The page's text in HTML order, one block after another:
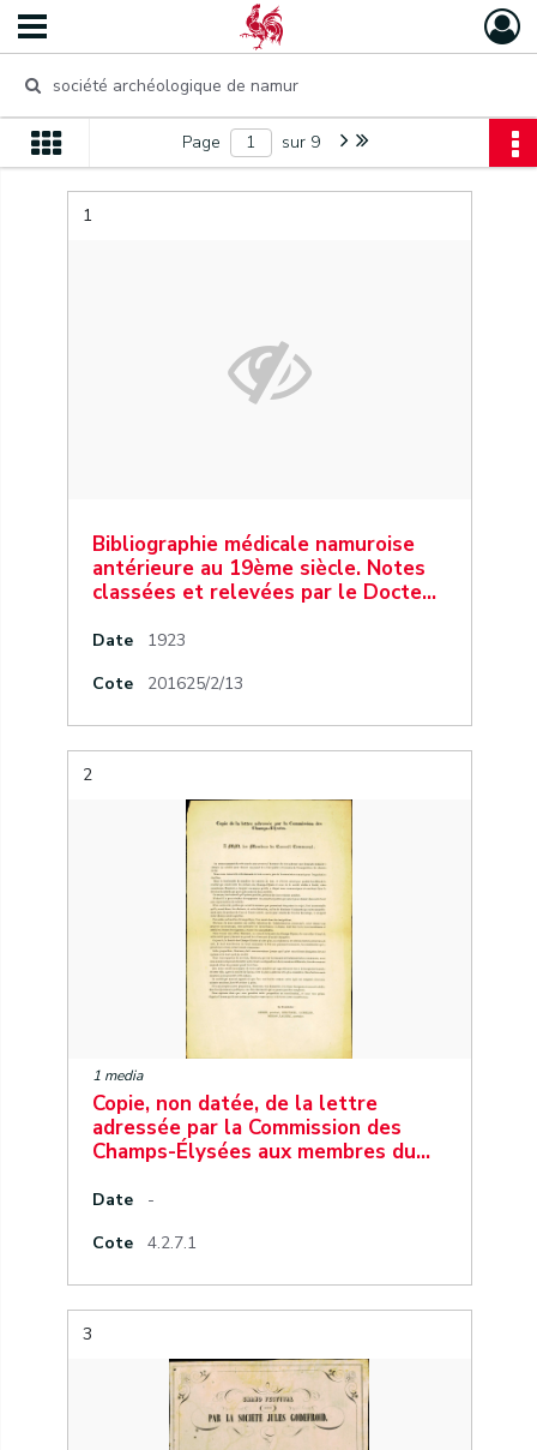
Page sur 9
1
Bibliographie médicale namuroise
antérieure au 19ème siècle. Notes
classées et relevées par le Docte…
Date
1923
Cote
201625/2/13
2
1 media
Copie, non datée, de la lettre
adressée par la Commission des
Champs-Élysées aux membres du…
Date
-
Cote
4.2.7.1
3